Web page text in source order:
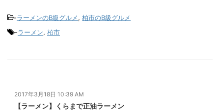
-ラーメンのB級グルメ, 柏市のB級グルメ
-ラーメン, 柏市
2017年3月18日 10:39 AM
【ラーメン】くらまで正油ラーメン